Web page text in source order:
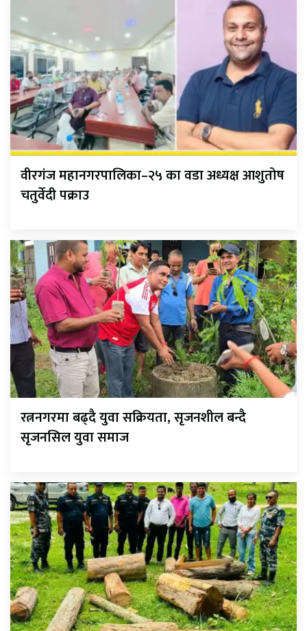
वीरगंज महानगरपालिका–२५ का वडा अध्यक्ष आशुतोष
चतुर्वेदी पक्राउ
रत्ननगरमा बढ्दै युवा सक्रियता, सृजनशील बन्दै
सृजनसिल युवा समाज